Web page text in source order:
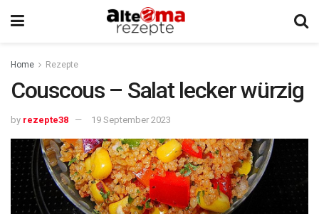
Home Rezepte
Couscous – Salat lecker würzig
by rezepte38 19 September 2023